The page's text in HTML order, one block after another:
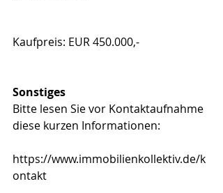
Kaufpreis: EUR 450.000,-
Sonstiges
Bitte lesen Sie vor Kontaktaufnahme
diese kurzen Informationen:
https://www.immobilienkollektiv.de/k
ontakt